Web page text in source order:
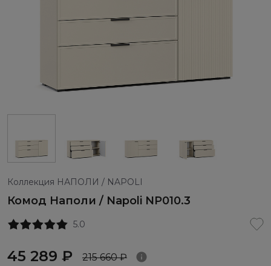
Коллекция НАПОЛИ / NAPOLI
Комод Наполи / Napoli NP010.3
5.0
45 289 ₽ 215 660 ₽